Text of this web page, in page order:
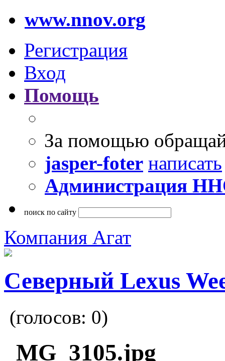
www.nnov.org
Регистрация
Вход
Помощь
За помощью
jasper-foter написать
Администрация
поиск по сайту
Компания Агат
Северный Lexus
(голосов: 0)
_MG_3105.jpg